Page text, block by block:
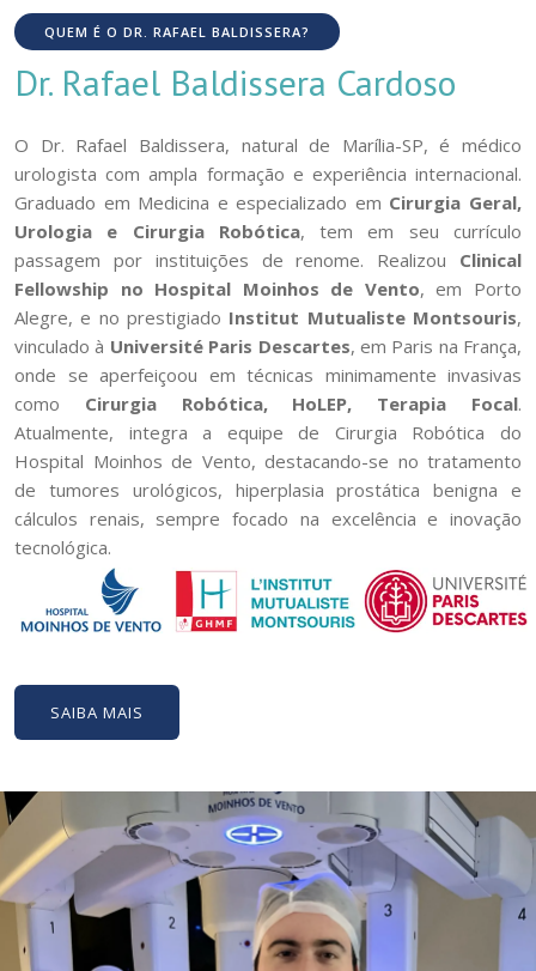
QUEM É O DR. RAFAEL BALDISSERA?
Dr. Rafael Baldissera Cardoso
O Dr. Rafael Baldissera, natural de Marília-SP, é médico
urologista com ampla formação e experiência internacional.
Graduado em Medicina e especializado em Cirurgia Geral,
Urologia e Cirurgia Robótica, tem em seu currículo
passagem por instituições de renome. Realizou Clinical
Fellowship no Hospital Moinhos de Vento, em Porto
Alegre, e no prestigiado Institut Mutualiste Montsouris,
vinculado à Université Paris Descartes, em Paris na França,
onde se aperfeiçoou em técnicas minimamente invasivas
como Cirurgia Robótica, HoLEP, Terapia Focal.
Atualmente, integra a equipe de Cirurgia Robótica do
Hospital Moinhos de Vento, destacando-se no tratamento
de tumores urológicos, hiperplasia prostática benigna e
cálculos renais, sempre focado na excelência e inovação
tecnológica.
SAIBA MAIS